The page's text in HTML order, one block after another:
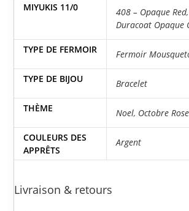
MIYUKIS 11/0 408 – Opaque Red
Duracoat Opaque
TYPE DE FERMOIR Fermoir
TYPE DE BIJOU Bracelet
THÈME Noel, Octobre Rose
COULEURS DES
APPRÊTS
Argent
Livraison & retours